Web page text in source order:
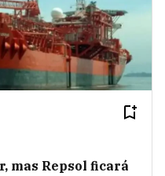
mas Repsol ficará